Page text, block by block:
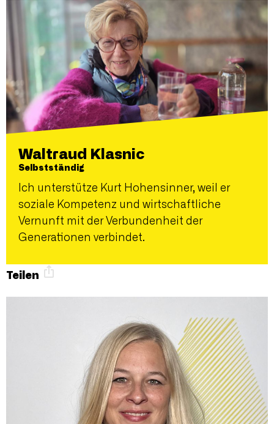
Waltraud Klasnic
Selbstständig
Ich unterstütze Kurt Hohensinner, weil er
soziale Kompetenz und wirtschaftliche
Vernunft mit der Verbundenheit der
Generationen verbindet.
Teilen